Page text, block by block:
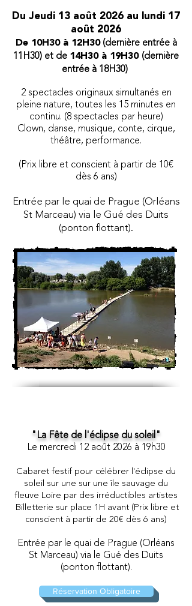
Du Jeudi 13 août 2026 au lundi 17
août 2026
De 10H30 à 12H30(dernière entrée à
11H30) et de 14H30 à 19H30 (dernière
entrée à 18H30)
2 spectacles originaux simultanés en
pleine nature, toutes les 15 minutes en
continu. (8 spectacles par heure)
Clown, danse, musique, conte, cirque,
théâtre, performance.
(Prix libre et conscient à partir de 10€
dès 6 ans)
Entrée par le quai de Prague (Orléans
St Marceau) via le Gué des Duits
(ponton flottant).
"La Fête de l'éclipse du soleil"
Le mercredi 12août 2026 à 19h30
Cabaret festif pour célébrer l'éclipse du
soleil sur une sur une île sauvage du
fleuve Loire par des irréductibles artistes
Billetterie sur place 1H avant (Prix libre et
conscient à partir de 20€ dès 6 ans)
Entrée par le quai de Prague (Orléans
St Marceau) via le Gué des Duits
(ponton flottant).
Réservation Obligatoire